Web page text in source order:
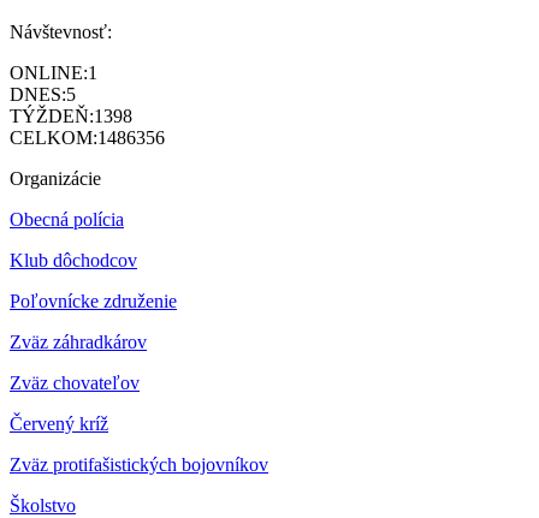
Návštevnosť:
ONLINE:1
DNES:5
TÝŽDEŇ:1398
CELKOM:1486356
Organizácie
Obecná polícia
Klub dôchodcov
Poľovnícke združenie
Zväz záhradkárov
Zväz chovateľov
Červený kríž
Zväz protifašistických bojovníkov
Školstvo